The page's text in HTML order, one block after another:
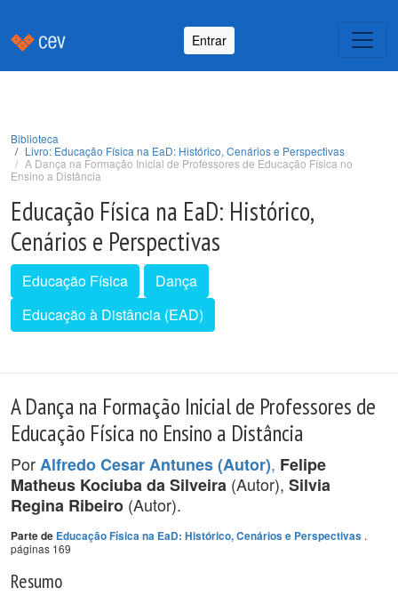
Entrar
Biblioteca
Livro: Educação Física na EaD: Histórico, Cenários e Perspectivas
A Dança na Formação Inicial de Professores de Educação Física no
Ensino a Distância
Educação Física na EaD: Histórico,
Cenários e Perspectivas
Educação Física
Dança
Educação à Distância (EAD)
A Dança na Formação Inicial de Professores de
Educação Física no Ensino a Distância
PorAlfredo Cesar Antunes (Autor), Felipe
Matheus Kociuba da Silveira (Autor), Silvia
Regina Ribeiro (Autor).
Parte de Educação Física na EaD: Histórico, Cenários e Perspectivas .
páginas 169
Resumo